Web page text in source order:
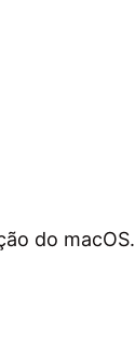
do macOS.